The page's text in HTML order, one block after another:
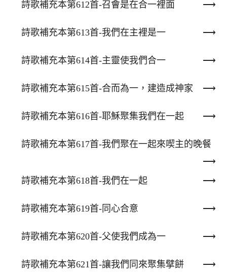
詩歌補充本第612首-召會是在合一裡面
詩歌補充本第613首-我們在主裡是一
詩歌補充本第614首-主靈使我們合一
詩歌補充本第615首-合而為一，建造成神家
詩歌補充本第616首-耶穌聚集我們在一起
詩歌補充本第617首-我們聚在一起來喫主的晚餐
詩歌補充本第618首-我們在一起
詩歌補充本第619首-同心合意
詩歌補充本第620首-父使我們成為一
詩歌補充本第621首-讓我們同來聚集擘餅